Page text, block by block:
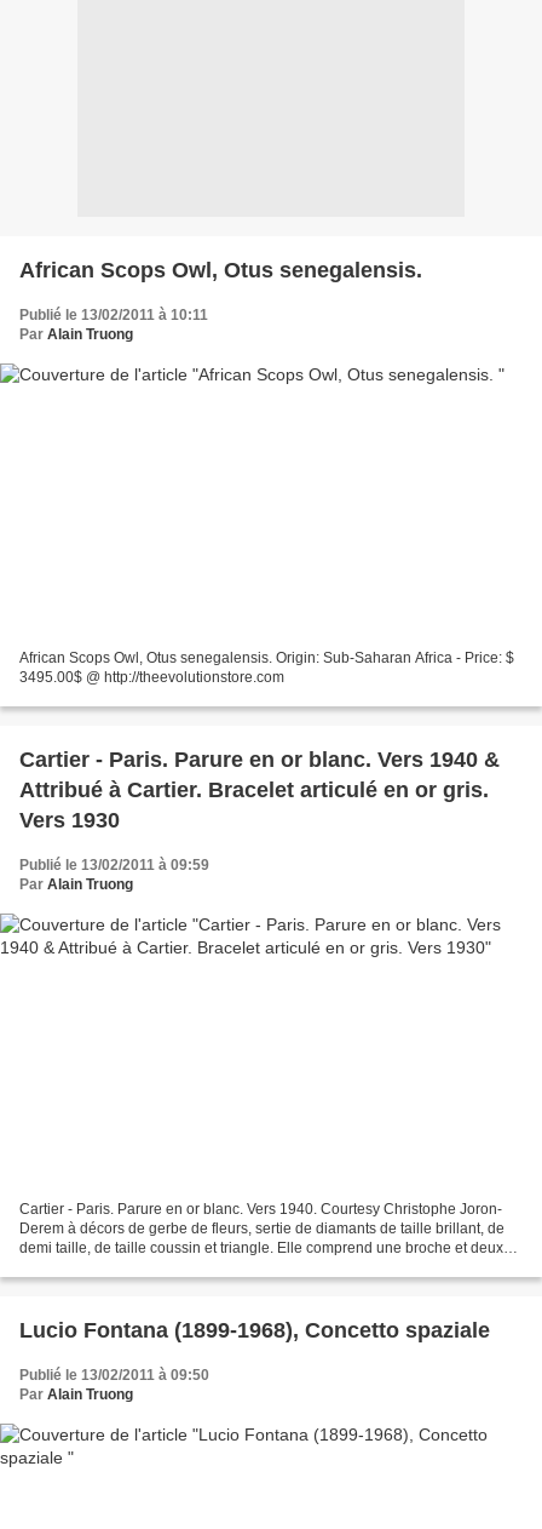
African Scops Owl, Otus senegalensis.
Publié le 13/02/2011 à 10:11
Par Alain Truong
African Scops Owl, Otus senegalensis. Origin: Sub-Saharan Africa - Price: $
3495.00$ @ http://theevolutionstore.com
Cartier - Paris. Parure en or blanc. Vers 1940 &
Attribué à Cartier. Bracelet articulé en or gris.
Vers 1930
Publié le 13/02/2011 à 09:59
Par Alain Truong
Cartier - Paris. Parure en or blanc. Vers 1940. Courtesy Christophe Joron-
Derem à décors de gerbe de fleurs, sertie de diamants de taille brillant, de
demi taille, de taille coussin et triangle. Elle comprend une broche et deux
Lucio Fontana (1899-1968), Concetto spaziale
Publié le 13/02/2011 à 09:50
Par Alain Truong